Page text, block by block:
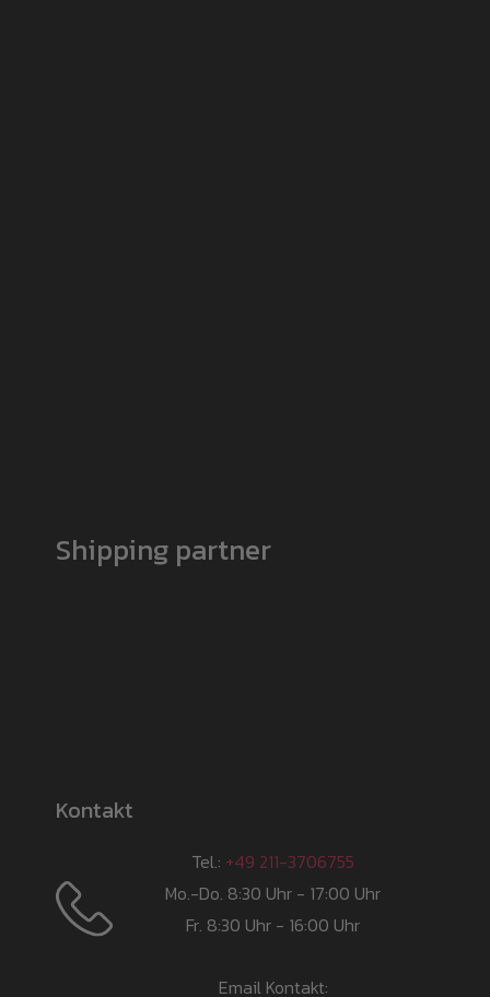
Shipping partner
Kontakt
Tel.: +49 211-3706755
Mo.-Do. 8:30 Uhr - 17:00 Uhr
Fr. 8:30 Uhr - 16:00 Uhr
Email Kontakt: